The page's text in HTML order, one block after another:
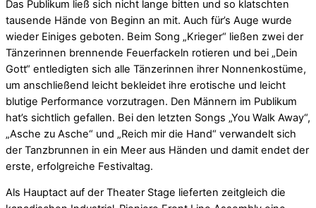
Das Publikum ließ sich nicht lange bitten und so klatschten
tausende Hände von Beginn an mit. Auch für’s Auge wurde
wieder Einiges geboten. Beim Song „Krieger“ ließen zwei der
Tänzerinnen brennende Feuerfackeln rotieren und bei „Dein
Gott“ entledigten sich alle Tänzerinnen ihrer Nonnenkostüme,
um anschließend leicht bekleidet ihre erotische und leicht
blutige Performance vorzutragen. Den Männern im Publikum
hat’s sichtlich gefallen. Bei den letzten Songs „You Walk Away“,
„Asche zu Asche“ und „Reich mir die Hand“ verwandelt sich
der Tanzbrunnen in ein Meer aus Händen und damit endet der
erste, erfolgreiche Festivaltag.
Als Hauptact auf der Theater Stage lieferten zeitgleich die